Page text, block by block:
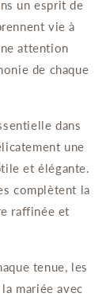
un esprit de
vie à
attention
de chaque
dans
une
et élégante.
complètent la
raffinée et
tenue, les
mariée avec